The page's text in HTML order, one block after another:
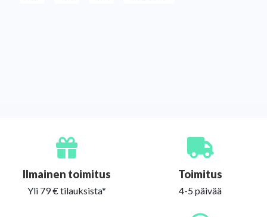
Ilmainen toimitus
Yli 79 € tilauksista*
Toimitus
4-5 päivää